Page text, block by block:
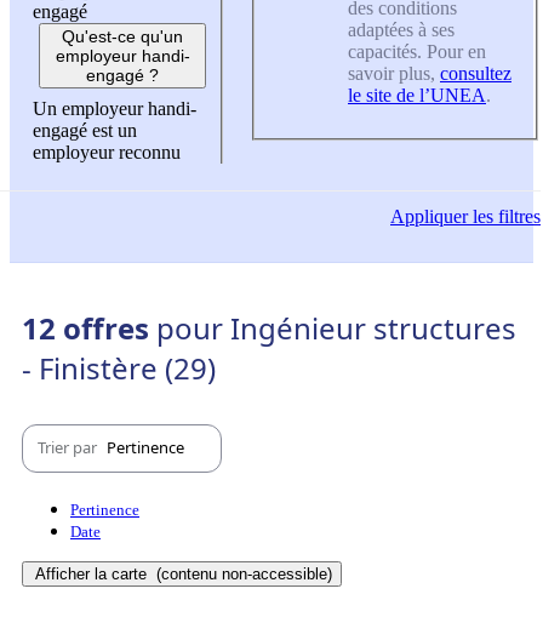
engagé
Qu'est-ce qu'un
employeur handi-
engagé ?
Un employeur handi-
engagé est un
employeur reconnu
des conditions
adaptées à ses
capacités. Pour en
savoir plus, consultez
le site de l’UNEA.
Appliquerles filtres
12 offres pour Ingénieur structures
- Finistère (29)
Trier par Pertinence
Pertinence
Date
Afficher la carte (contenu non-accessible)